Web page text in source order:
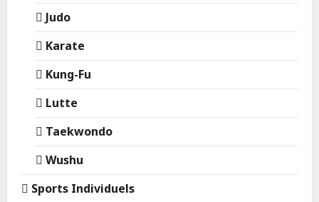
Judo
Karate
Kung-Fu
Lutte
Taekwondo
Wushu
Sports Individuels